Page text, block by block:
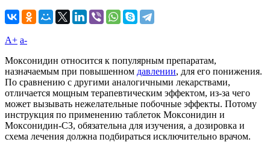
A+ а-
Моксонидин относится к популярным препаратам,
назначаемым при повышенном давлении, для его понижения.
По сравнению с другими аналогичными лекарствами,
отличается мощным терапевтическим эффектом, из-за чего
может вызывать нежелательные побочные эффекты. Потому
инструкция по применению таблеток Моксонидин и
Моксонидин-СЗ, обязательна для изучения, а дозировка и
схема лечения должна подбираться исключительно врачом.